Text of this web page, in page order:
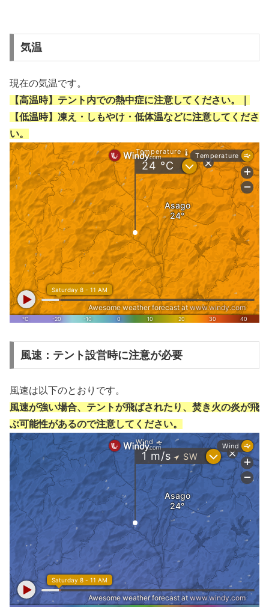
気温
現在の気温です。
【高温時】テント内での熱中症に注意してください。｜
【低温時】凍え・しもやけ・低体温などに注意してくださ
い。
風速：テント設営時に注意が必要
風速は以下のとおりです。
風速が強い場合、テントが飛ばされたり、焚き火の炎が飛
ぶ可能性があるので注意してください。